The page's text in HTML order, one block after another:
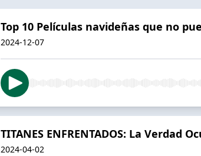
Top 10 Películas navideñas que no
2024-12-07
TITANES ENFRENTADOS: La
2024-04-02